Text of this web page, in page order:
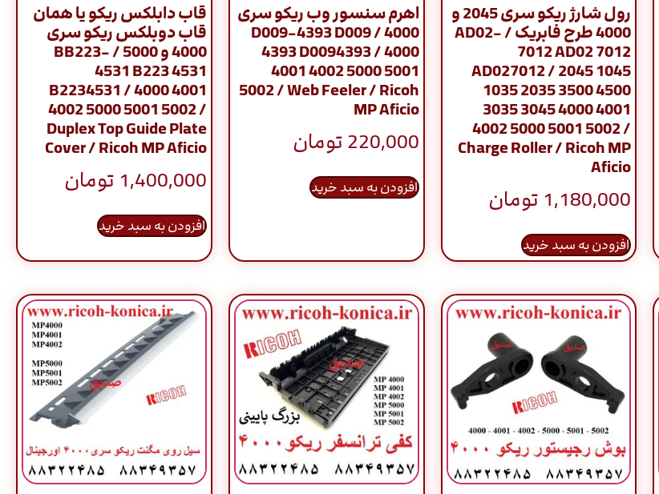
رول شارژ ریکو سری 2045 و
4000 طرح فابریک / AD02-
7012 AD02 7012
AD027012 / 2045 1045
1035 2035 3500 4500
3035 3045 4000 4001
4002 5000 5001 5002 /
Charge Roller / Ricoh MP
Aficio
1,180,000 تومان
افزودن به سبد خرید
اهرم سنسور وب ریکو سری
4000 / D009-4393 D009
4393 D0094393 / 4000
4001 4002 5000 5001
5002 / Web Feeler / Ricoh
MP Aficio
220,000تومان
افزودن به سبد خرید
قاب دابلکس ریکو یا همان
قاب دوبلکس ریکو سری
4000 و 5000 / BB223-
4531 B223 4531
B2234531 / 4000 4001
4002 5000 5001 5002 /
Duplex Top Guide Plate
Cover / Ricoh MP Aficio
1,400,000 تومان
افزودن به سبد خرید